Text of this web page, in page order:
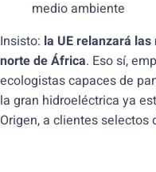
medio ambiente
Insisto: la UE relanzará
norte de África. Eso sí,
ecologistas capaces de
la gran hidroeléctrica ya
Origen, a clientes